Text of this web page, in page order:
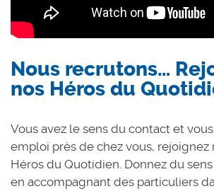
Nous recrutons…
nos Héros du
Vous avez le sens du contact et
emploi près de chez vous,
Héros du Quotidien. Donnez du
en accompagnant des particuliers